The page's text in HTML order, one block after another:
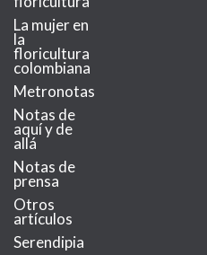
La mujer en
la
floricultura
colombiana
Metronotas
Notas de
aquí y de
allá
Notas de
prensa
Otros
artículos
Serendipia